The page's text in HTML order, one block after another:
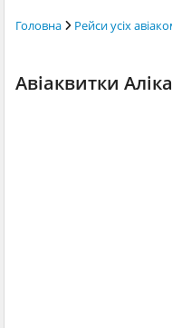
Головна Рейси усіх
Авіаквитки